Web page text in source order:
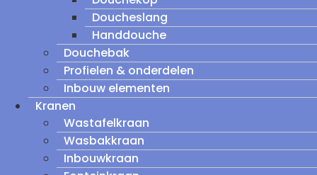
Doucheslang
Handdouche
Douchebak
Profielen & onderdelen
Inbouw elementen
Kranen
Wastafelkraan
Wasbakkraan
Inbouwkraan